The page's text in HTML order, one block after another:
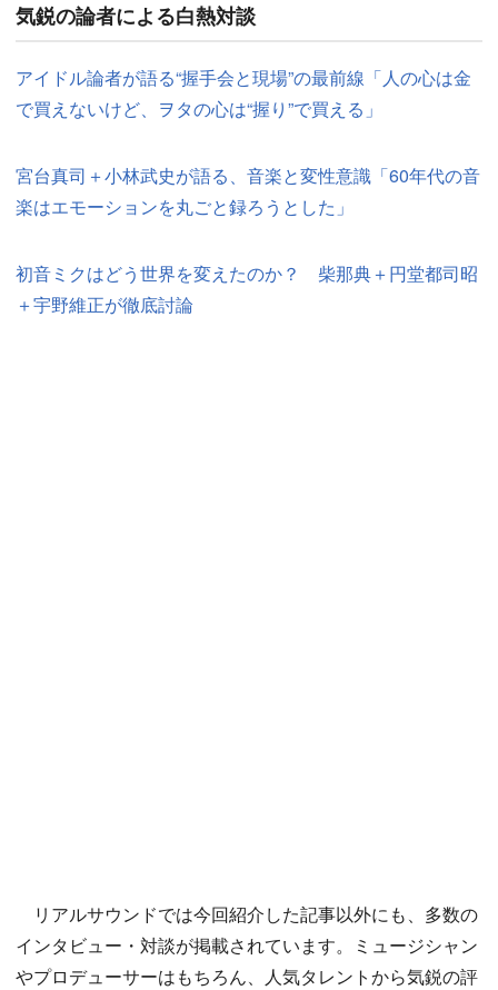
気鋭の論者による白熱対談
アイドル論者が語る“握手会と現場”の最前線「人の心は金
で買えないけど、ヲタの心は“握り”で買える」
宮台真司＋小林武史が語る、音楽と変性意識「60年代の音
楽はエモーションを丸ごと録ろうとした」
初音ミクはどう世界を変えたのか？ 柴那典＋円堂都司昭
＋宇野維正が徹底討論
リアルサウンドでは今回紹介した記事以外にも、多数の
インタビュー・対談が掲載されています。ミュージシャン
やプロデューサーはもちろん、人気タレントから気鋭の評